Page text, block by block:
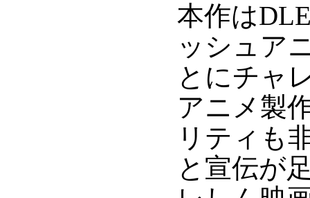
本作は
ッシュア
とにチャ
アニメ製
リティも
と宣伝が